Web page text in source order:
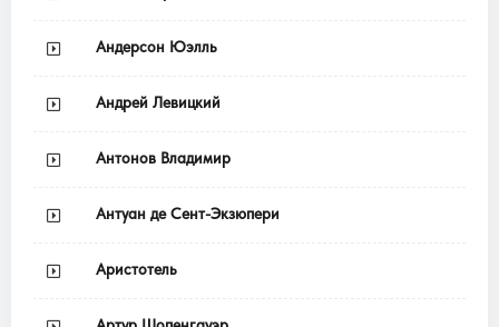
Андерсон Юэлль
Андрей Левицкий
Антонов Владимир
Антуан де Сент-Экзюпери
Аристотель